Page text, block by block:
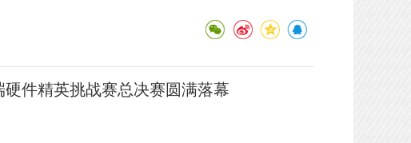
件精英挑战赛总决赛圆满落幕